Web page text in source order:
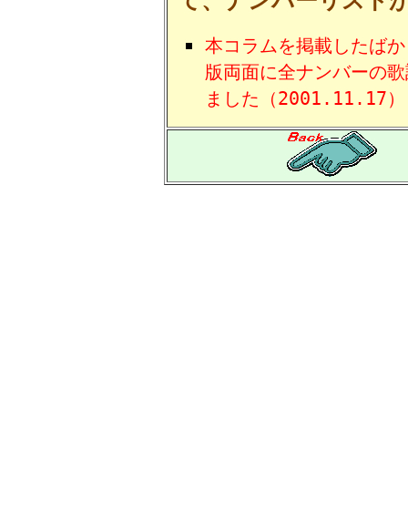
本コラムを掲載したば
版両面に全ナンバーの
ました（2001.11.17）